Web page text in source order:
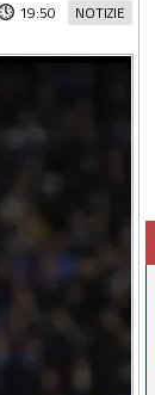
NOTIZIE
19:50